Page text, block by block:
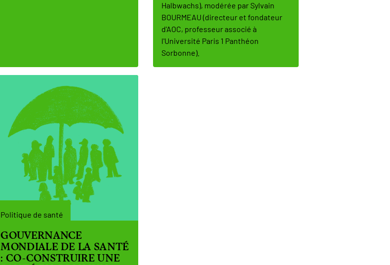
Halbwachs), modérée par Sylvain
BOURMEAU (directeur et fondateur
d'AOC, professeur associé à
l'Université Paris 1 Panthéon
Sorbonne).
Politique de santé
GOUVERNANCE
MONDIALE DE LA SANTÉ
: CO-CONSTRUIRE UNE